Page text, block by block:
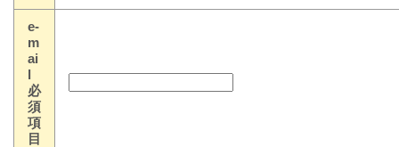
e-
m
ai
l
必
須
項
目